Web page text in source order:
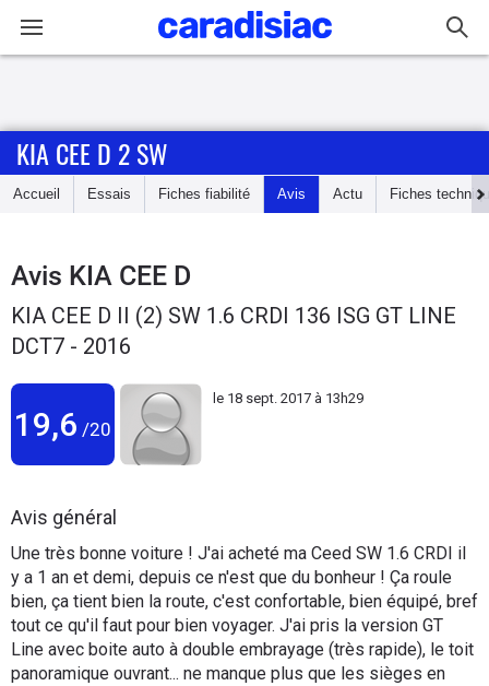
Accueil
Essais
Guide
d'achat
Utilitaires
Flottes
Services
Forum
KIA CEE D 2 SW
Accueil Essais Fiches fiabilité Avis Actu Fiches
Avis KIA CEE D
KIA CEE D II (2) SW 1.6 CRDI 136 ISG GT LINE
DCT7 - 2016
19,6 /20
le 18 sept. 2017 à 13h29
Avis général
Une très bonne voiture ! J'ai acheté ma Ceed SW 1.6 CRDI il
y a 1 an et demi, depuis ce n'est que du bonheur ! Ça roule
bien, ça tient bien la route, c'est confortable, bien équipé, bref
tout ce qu'il faut pour bien voyager. J'ai pris la version GT
Line avec boite auto à double embrayage (très rapide), le toit
panoramique ouvrant... ne manque plus que les sièges en